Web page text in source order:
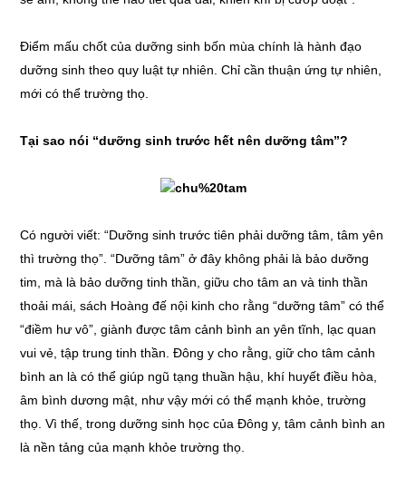
Điểm mấu chốt của dưỡng sinh bốn mùa chính là hành đạo
dưỡng sinh theo quy luật tự nhiên. Chỉ cần thuận ứng tự nhiên,
mới có thể trường thọ.
Tại sao nói “dưỡng sinh trước hết nên dưỡng tâm”?
Có người viết: “Dưỡng sinh trước tiên phải dưỡng tâm, tâm yên
thì trường thọ”. “Dưỡng tâm” ở đây không phải là bảo dưỡng
tim, mà là bảo dưỡng tinh thần, giữu cho tâm an và tinh thần
thoải mái, sách Hoàng đế nội kinh cho rằng “dưỡng tâm” có thể
“điềm hư vô”, giành được tâm cảnh bình an yên tĩnh, lạc quan
vui vẻ, tập trung tinh thần. Đông y cho rằng, giữ cho tâm cảnh
bình an là có thể giúp ngũ tạng thuần hậu, khí huyết điều hòa,
âm bình dương mật, như vậy mới có thể mạnh khỏe, trường
thọ. Vì thế, trong dưỡng sinh học của Đông y, tâm cảnh bình an
là nền tảng của mạnh khỏe trường thọ.